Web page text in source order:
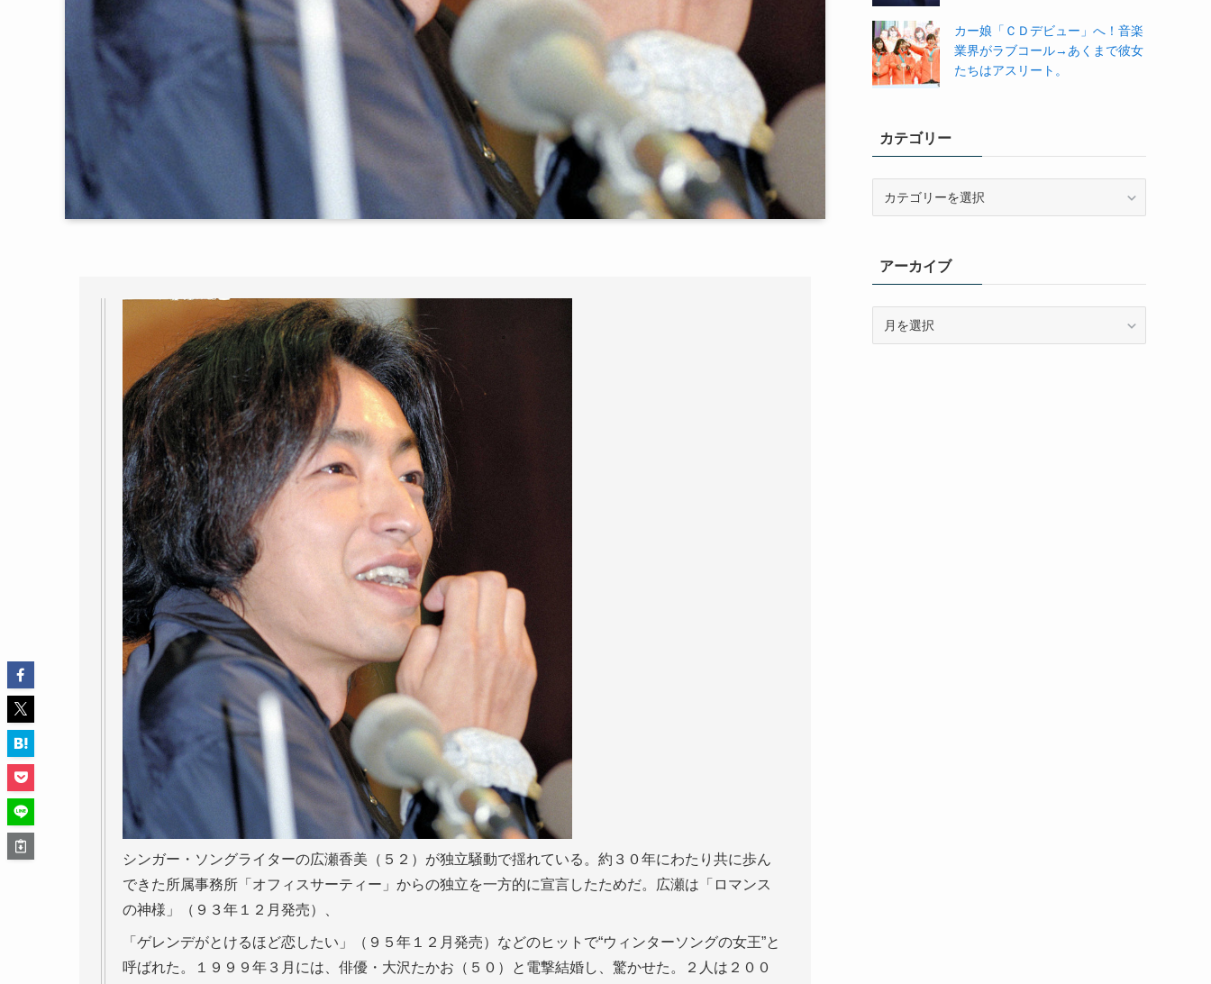
シンガー・ソングライターの広瀬香美（５２）が独立騒動で揺れている。約３０年にわたり共に歩ん
できた所属事務所「オフィスサーティー」からの独立を一方的に宣言したためだ。広瀬は「ロマンス
の神様」（９３年１２月発売）、
「ゲレンデがとけるほど恋したい」（９５年１２月発売）などのヒットで“ウィンターソングの女王”と
呼ばれた。１９９９年３月には、俳優・大沢たかお（５０）と電撃結婚し、驚かせた。２人は２００
カー娘「ＣＤデビュー」へ！音楽
業界がラブコール→あくまで彼女
たちはアスリート。
カテゴリー
ーアーカイブ